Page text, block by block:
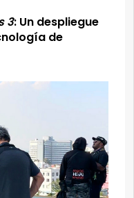
3: Un despliegue
de